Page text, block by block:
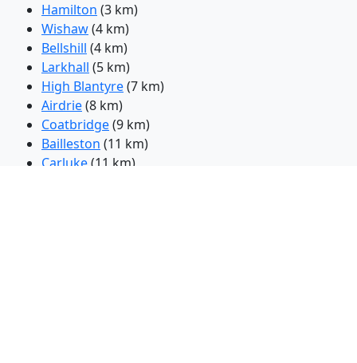
Hamilton (3 km)
Wishaw(4 km)
Bellshill (4 km)
Larkhall (5 km)
High Blantyre(7 km)
Airdrie(8 km)
Coatbridge(9 km)
Bailleston (11 km)
Carluke(11 km)